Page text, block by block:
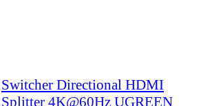
Switcher Directional HDMI
Splitter 4K@60Hz UGREEN